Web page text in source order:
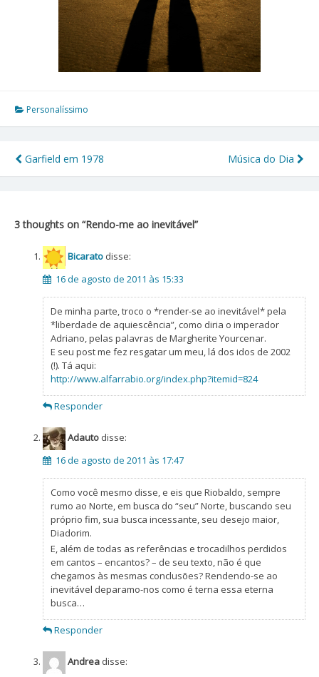
Personalíssimo
Navegação
Post
Garfield em 1978 Música do Dia
3 thoughts on “Rendo-me ao inevitável”
Bicarato disse:
16 de agosto de 2011 às 15:33
De minha parte, troco o *render-se ao inevitável* pela
*liberdade de aquiescência”, como diria o imperador
Adriano, pelas palavras de Margherite Yourcenar.
E seu post me fez resgatar um meu, lá dos idos de 2002
(!). Tá aqui:
http://www.alfarrabio.org/index.php?itemid=824
Responder
Adauto disse:
16 de agosto de 2011 às 17:47
Como você mesmo disse, e eis que Riobaldo, sempre
rumo ao Norte, em busca do “seu” Norte, buscando seu
próprio fim, sua busca incessante, seu desejo maior,
Diadorim.
E, além de todas as referências e trocadilhos perdidos
em cantos – encantos? – de seu texto, não é que
chegamos às mesmas conclusões? Rendendo-se ao
inevitável deparamo-nos como é terna essa eterna
busca…
Responder
Andrea disse: